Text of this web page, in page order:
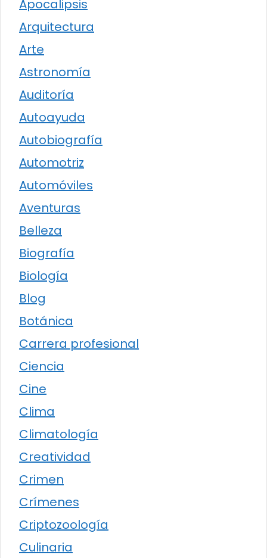
Apocalipsis
Arquitectura
Arte
Astronomía
Auditoría
Autoayuda
Autobiografía
Automotriz
Automóviles
Aventuras
Belleza
Biografía
Biología
Blog
Botánica
Carrera profesional
Ciencia
Cine
Clima
Climatología
Creatividad
Crimen
Crímenes
Criptozoología
Culinaria